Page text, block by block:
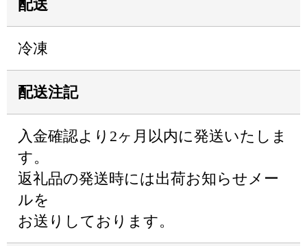
配送
冷凍
配送注記
入金確認より2ヶ月以内に発送いたしま
す。
返礼品の発送時には出荷お知らせメー
ルを
お送りしております。